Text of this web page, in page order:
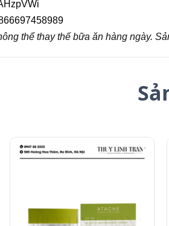
thể thay thế bữa ăn hàng ngày.